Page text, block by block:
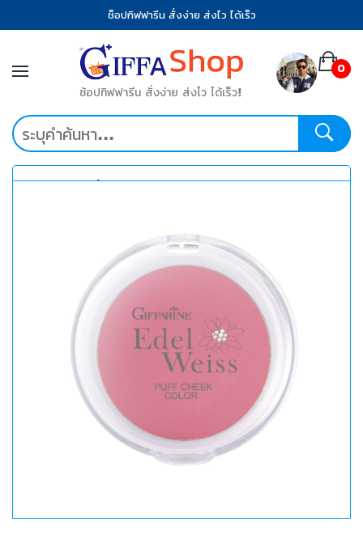
ช็อปกิฟฟารีน สั่งง่าย ส่งไว ได้เร็ว
ช้อปกิฟฟารีน สั่งง่าย ส่งไว ได้เร็ว!
0
หมวดหมู่ที่น่าสนใจ